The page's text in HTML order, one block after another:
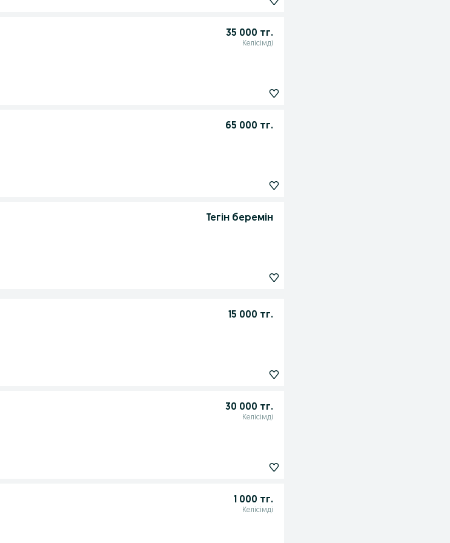
35 000 тг.
Келісімді
65 000 тг.
Тегін беремін
15 000 тг.
30 000 тг.
Келісімді
1 000 тг.
Келісімді